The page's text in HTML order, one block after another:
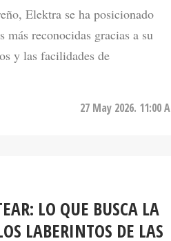
más reconocidas gracias a su
y las facilidades de
LO QUE BUSCA LA
LABERINTOS DE LAS